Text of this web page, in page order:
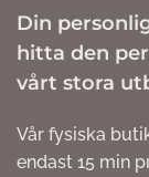
Din
hitta den
vårt stora
Vår fysiska
endast 15 min